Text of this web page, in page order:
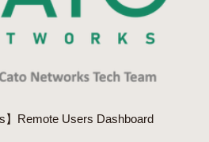
】Remote Users Dashboard